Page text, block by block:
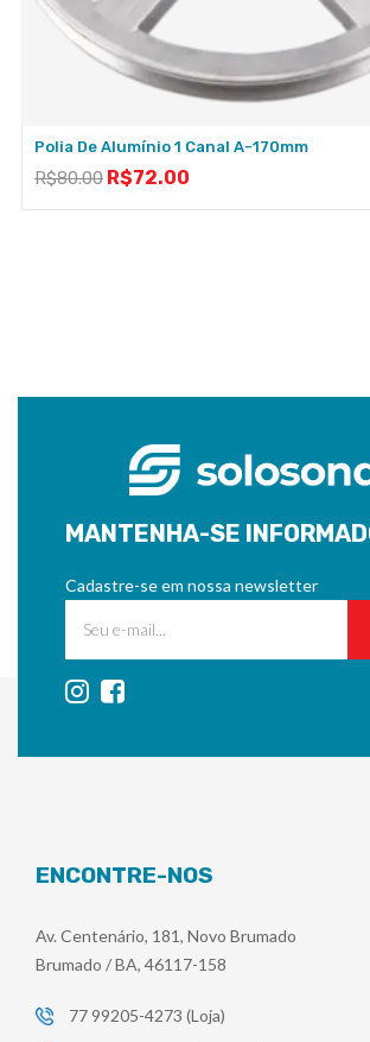
Polia De Alumínio 1 Canal A-170mm
R$80.00 R$72.00
MANTENHA-SE
Cadastre-se em nossa newsletter
ENCONTRE-NOS
Av. Centenário, 181, Novo Brumado
Brumado / BA, 46117-158
77 99205-4273 (Loja)